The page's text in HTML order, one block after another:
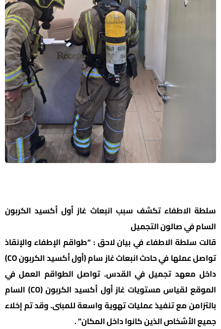
سلطة الاطفاء تكشف سبب انبعاث غاز أول أكسيد الكربون
السام في صالون التجميل
قالت سلطة الاطفاء في بيان لاحق : “طواقم الإطفاء والإنقاذ
تواصل عملها في حادث انبعاث غاز سام (أول أكسيد الكربون CO)
داخل معهد تجميل في القدس. تواصل الطواقم العمل في
الموقع لقياس مستويات غاز أول أكسيد الكربون (CO) السام
بالتزامن مع تنفيذ عمليات تهوية واسعة للمبنى. وقد تم إخلاء
جميع الأشخاص الذين كانوا داخل المكان” .